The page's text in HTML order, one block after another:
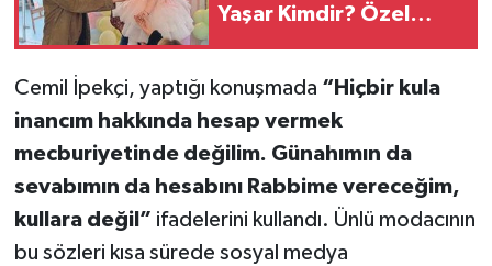
Yaşar Kimdir? Özel
Cemil İpekçi, yaptığı konuşmada “Hiçbir kula
inancım hakkında hesap vermek
mecburiyetinde değilim. Günahımın da
sevabımın da hesabını Rabbime vereceğim,
kullara değil” ifadelerini kullandı. Ünlü modacının
bu sözleri kısa sürede sosyal medya